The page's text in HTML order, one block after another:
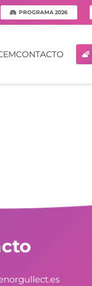
PROGRAMA 2026
CONTACTO